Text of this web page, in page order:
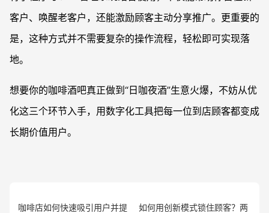
客户、唤醒老客户，还能激励顾客主动分享推广。更重要的
是，这种方式并不需要复杂的操作流程，轻松即可实现落
地。
想要你的咖啡酒吧真正做到“日咖夜酒”生意火爆，不妨从优
化这三个环节入手，用数字化工具把每一位到店顾客都变成
长期价值用户。
咖啡店如何快速吸引用户并提
如何用创新模式锁住顾客？两